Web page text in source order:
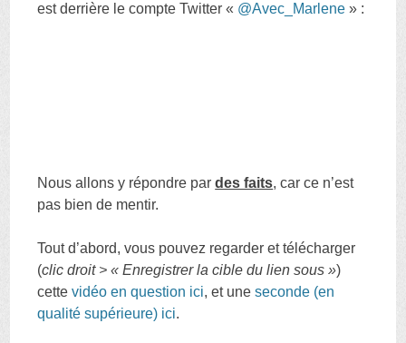
est derrière le compte Twitter « @Avec_Marlene » :
Nous allons y répondre pardes faits, car ce n’est
pas bien de mentir.
Tout d’abord, vous pouvez regarder et télécharger
(clic droit > « Enregistrer la cible du lien sous »)
cettevidéo en question ici, et uneseconde (en
qualité supérieure) ici.